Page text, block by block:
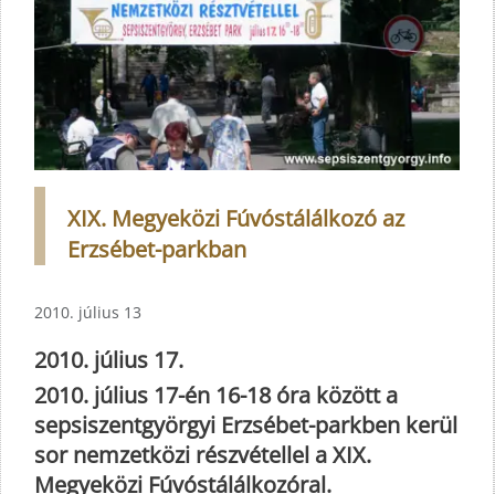
XIX. Megyeközi Fúvóstálálkozó az
Erzsébet-parkban
2010. július 13
2010. július 17.
2010. július 17-én 16-18 óra között a
sepsiszentgyörgyi Erzsébet-parkben kerül
sornemzetközi részvétellel a XIX.
Megyeközi Fúvóstálálkozóral.